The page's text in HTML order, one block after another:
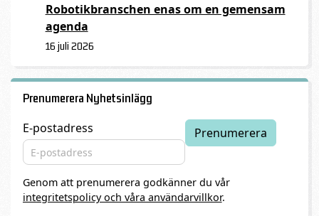
Robotikbranschen enas om en gemensam
agenda
16 juli 2026
Prenumerera Nyhetsinlägg
E-postadress
Genom att prenumerera godkänner du vår
integritetspolicy och våra användarvillkor.